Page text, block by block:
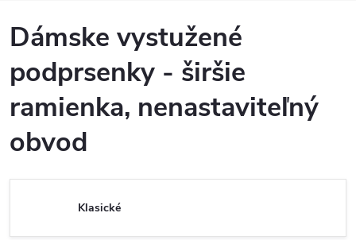
Dámske vystužené
podprsenky - širšie
ramienka, nenastaviteľný
obvod
Klasické